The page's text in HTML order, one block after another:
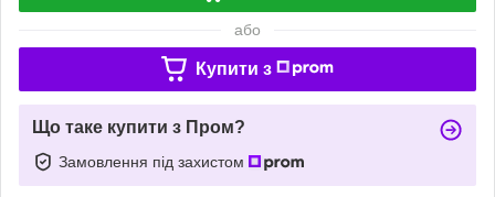
або
Купити з
Що таке купити з Пром?
Замовлення під захистом